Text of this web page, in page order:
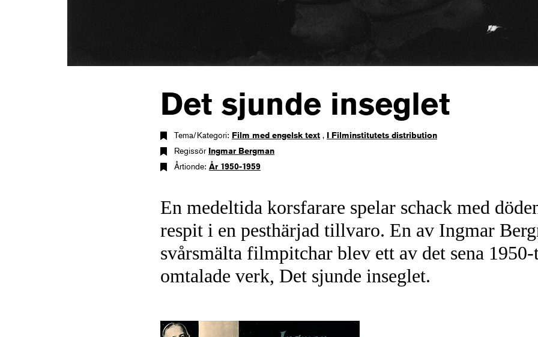
Det sjunde inseglet
Tema/Kategori: Film med engelsk text , I Filminstitutets distribution
Regissör Ingmar Bergman
Årtionde: År 1950-1959
En medeltida korsfarare spelar schack med
respit i en pesthärjad tillvaro. En av Ingmar
svårsmälta filmpitchar blev ett av det sena 1950-
omtalade verk, Det sjunde inseglet.